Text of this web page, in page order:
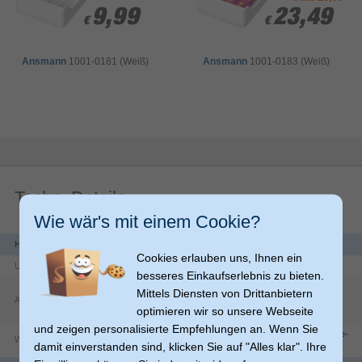
€ 9,99
€ 9,99
Ansmann 1001-0181 (Weiß)
€ 23,49
€ 23,49
Ansmann 1001-0183 (Weiß)
Techn. Details
Herstellerdaten
Unternehmen Hama GmbH & Co KG
Adresse
Dresdner Str.
86653 Monheim
DE
Website
https://countries.hama.com/legal/corporate-
information
Wie wär's mit einem Cookie?
Cookies erlauben uns, Ihnen ein
besseres Einkaufserlebnis zu bieten.
Mittels Diensten von Drittanbietern
optimieren wir so unsere Webseite
und zeigen personalisierte Empfehlungen an. Wenn Sie
damit einverstanden sind, klicken Sie auf "Alles klar". Ihre